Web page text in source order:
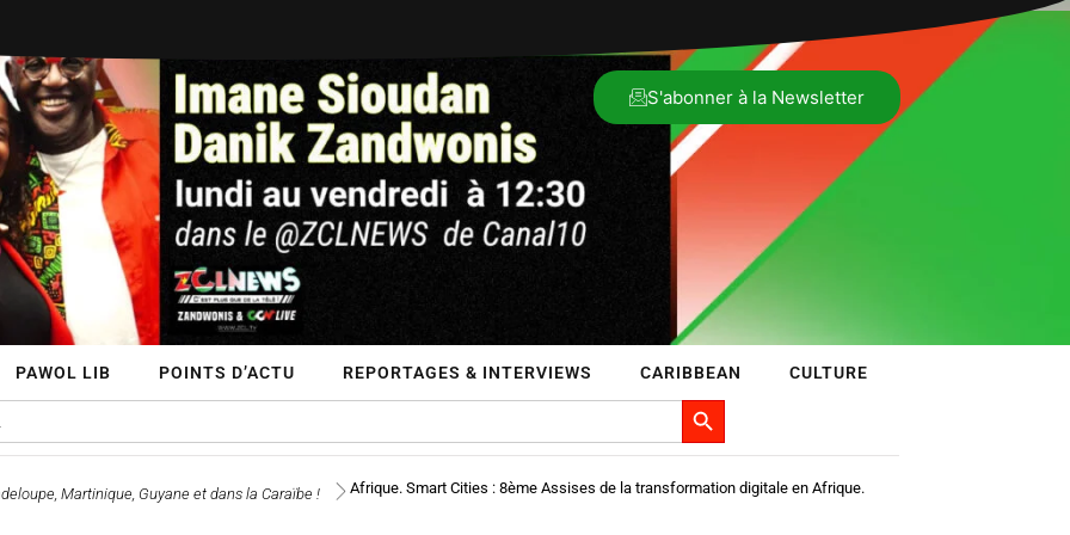
S'abonner à la Newsletter
PAWOL LIB POINTS D’ACTU REPORTAGES & INTERVIEWS CARIBBEAN CULTURE
Search Button
Martinique, Guyane et dans la Caraïbe ! Afrique. Smart Cities : 8ème Assises de la transformation digitale en Afrique.